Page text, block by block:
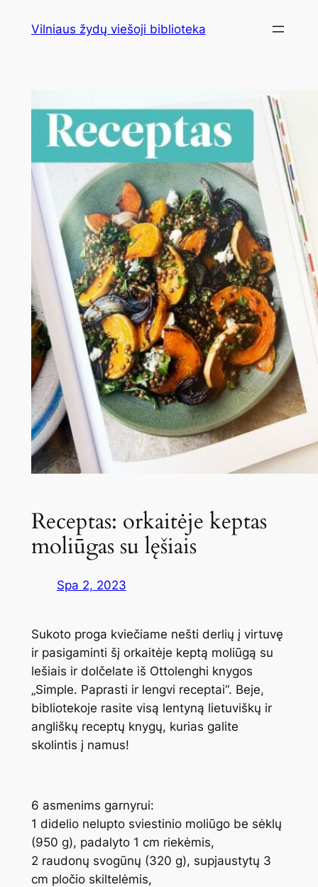
Vilniaus žydų viešoji biblioteka
Receptas: orkaitėje keptas
moliūgas su lęšiais
Spa 2, 2023
Sukoto proga kviečiame nešti derlių į virtuvę
ir pasigaminti šį orkaitėje keptą moliūgą su
lešiais ir dolčelate iš Ottolenghi knygos
„Simple. Paprasti ir lengvi receptai“. Beje,
bibliotekoje rasite visą lentyną lietuviškų ir
angliškų receptų knygų, kurias galite
skolintis į namus!
6 asmenims garnyrui:
1 didelio nelupto sviestinio moliūgo be sėklų
(950 g), padalyto 1 cm riekėmis,
2 raudonų svogūnų (320 g), supjaustytų 3
cm pločio skiltelėmis,